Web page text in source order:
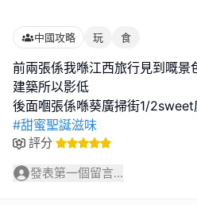
中國攻略 玩 食
前兩張係我喺江西旅行見到嘅景
建築所以影低
#甜蜜聖誕滋味
評分
發表第一個留言...